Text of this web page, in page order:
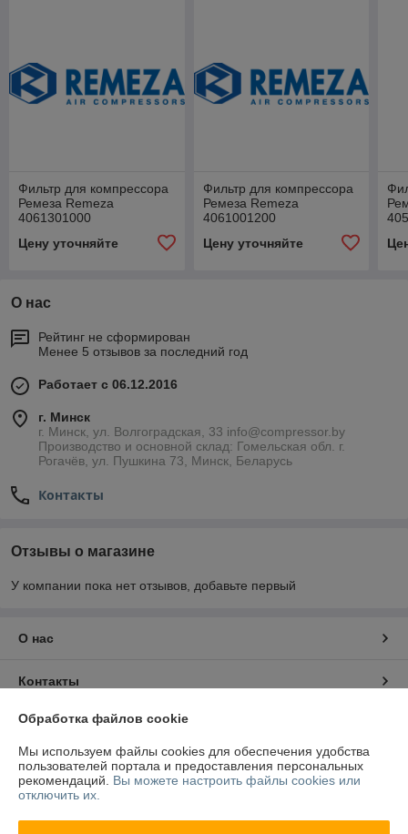
Фильтр для компрессора
Ремеза Remeza
4061301000
Цену уточняйте
Фильтр для компрессора
Ремеза Remeza
4061001200
Цену уточняйте
О нас
Рейтинг не сформирован
Менее 5 отзывов за последний год
Работает с 06.12.2016
г. Минск
г. Минск, ул. Волгоградская, 33 info@compressor.by
Производство и основной склад: Гомельская обл. г.
Рогачёв, ул. Пушкина 73, Минск, Беларусь
Контакты
Отзывы о магазине
У компании пока нет отзывов, добавьте первый
О нас
Контакты
Доставка и оплата
Полная версия сайта
Обработка файлов cookie
Мы используем файлы cookies для обеспечения удобства
пользователей портала и предоставления персональных
рекомендаций. Вы можете настроить файлы cookies или
отключить их.